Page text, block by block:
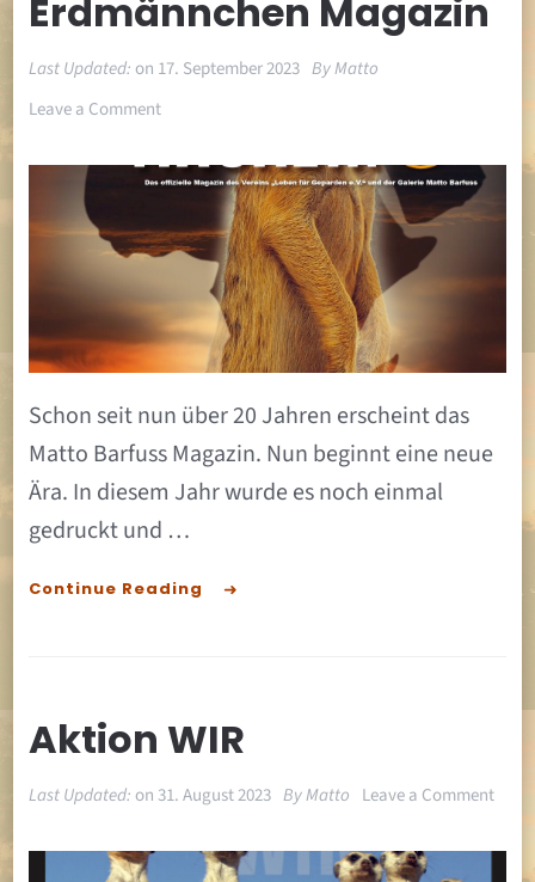
Erdmännchen Magazin
Last Updated:on 17. September 2023 ByMatto
Leave a Commenton
Magazin
Schon seit nun über 20 Jahren erscheint das
Matto Barfuss Magazin. Nun beginnt eine neue
Ära. In diesem Jahr wurde es noch einmal
gedruckt und …
Continue Reading
Aktion WIR
Last Updated:on31. August 2023 ByMatto Leave a Commenton